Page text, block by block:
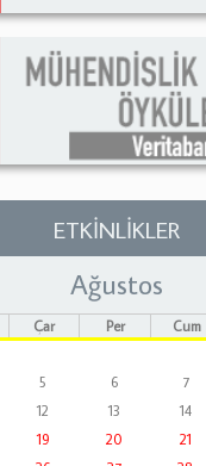
ETKİNLİKLER
Ağustos
Çar Per Cum
5 6 7
12 13 14
19 20 21